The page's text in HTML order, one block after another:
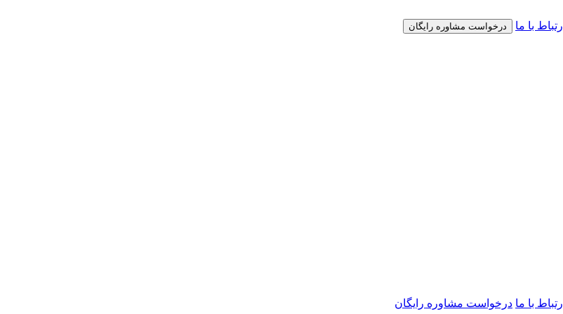
ارتباط با ما درخواست مشاوره رایگان
ارتباط با ما درخواست مشاوره رایگان